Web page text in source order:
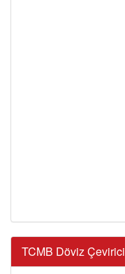
TCMB Döviz Çevirici